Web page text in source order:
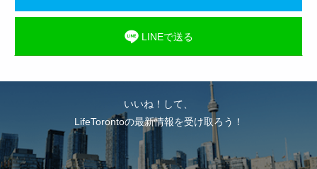
LINEで送る
いいね！して、
LifeTorontoの最新情報を受け取ろう！